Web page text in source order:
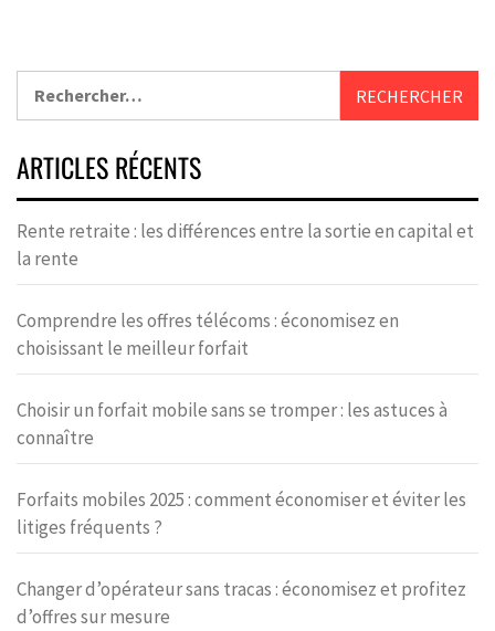
ARTICLES RÉCENTS
Rente retraite : les différences entre la sortie en capital et
la rente
Comprendre les offres télécoms : économisez en
choisissant le meilleur forfait
Choisir un forfait mobile sans se tromper : les astuces à
connaître
Forfaits mobiles 2025 : comment économiser et éviter les
litiges fréquents ?
Changer d’opérateur sans tracas : économisez et profitez
d’offres sur mesure